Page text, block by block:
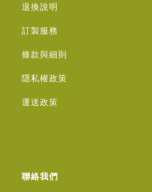
退換說明
訂製服務
條款與細則
隱私權政策
運送政策
聯絡我們